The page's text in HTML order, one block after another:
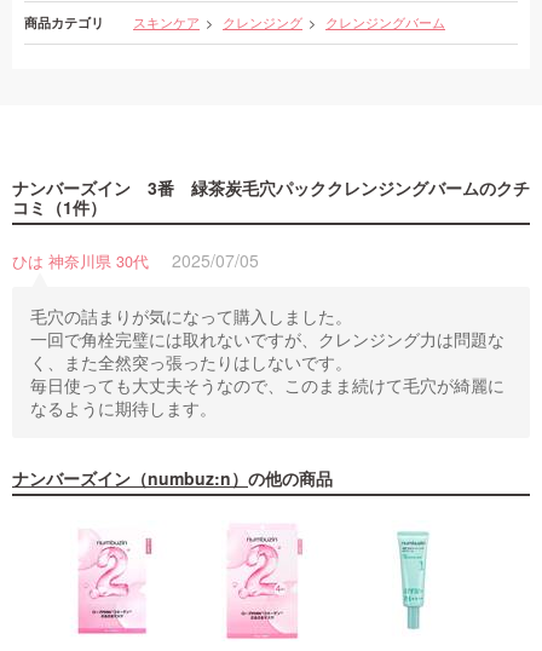
商品カテゴリ スキンケア クレンジング クレンジングバーム
ナンバーズイン 3番 緑茶炭毛穴パッククレンジングバームのクチ
コミ（1件）
ひは 神奈川県 30代 2025/07/05
毛穴の詰まりが気になって購入しました。
一回で角栓完璧には取れないですが、クレンジング力は問題な
く、また全然突っ張ったりはしないです。
毎日使っても大丈夫そうなので、このまま続けて毛穴が綺麗に
なるように期待します。
ナンバーズイン（numbuz:n） の他の商品